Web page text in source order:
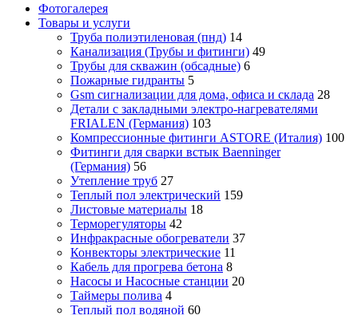
Фотогалерея
Товары и услуги
Труба полиэтиленовая (пнд) 14
Канализация (Трубы и фитинги) 49
Трубы для скважин (обсадные) 6
Пожарные гидранты 5
Gsm сигнализации для дома, офиса и склада 28
Детали с закладными электро-нагревателями
FRIALEN (Германия) 103
Компрессионные фитинги ASTORE (Италия) 100
Фитинги для сварки встык Baenninger
(Германия) 56
Утепление труб 27
Теплый пол электрический 159
Листовые материалы 18
Терморегуляторы 42
Инфракрасные обогреватели 37
Конвекторы электрические 11
Кабель для прогрева бетона 8
Насосы и Насосные станции 20
Таймеры полива 4
Теплый пол водяной 60